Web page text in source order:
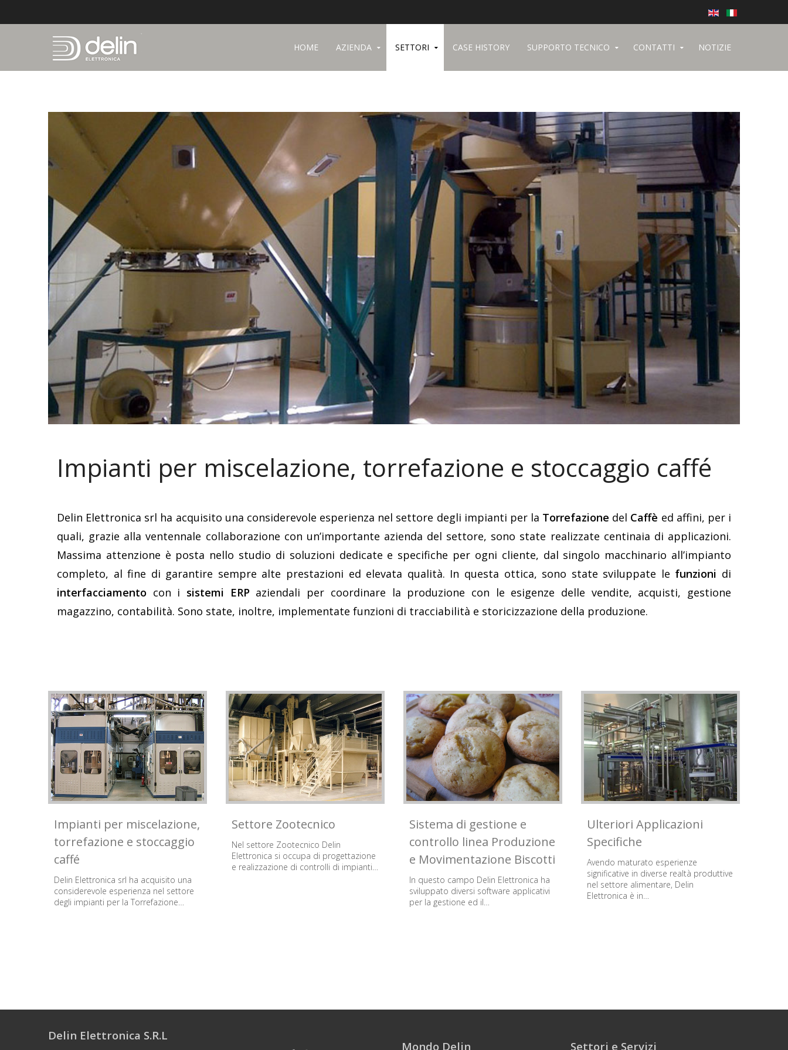
HOME AZIENDA SETTORI CASE HISTORY SUPPORTO TECNICO CONTATTI NOTIZIE
Impianti per miscelazione, torrefazione e stoccaggio caffé
Delin Elettronica srl ha acquisito una considerevole esperienza nel settore degli impianti per la Torrefazione del Caffè ed affini, per i
quali, grazie alla ventennale collaborazione con un’importante azienda del settore, sono state realizzate centinaia di applicazioni.
Massima attenzione è posta nello studio di soluzioni dedicate e specifiche per ogni cliente, dal singolo macchinario all’impianto
completo, al fine di garantire sempre alte prestazioni ed elevata qualità. In questa ottica, sono state sviluppate le funzioni di
interfacciamento con i sistemi ERP aziendali per coordinare la produzione con le esigenze delle vendite, acquisti, gestione
magazzino, contabilità. Sono state, inoltre, implementate funzioni di tracciabilità e storicizzazione della produzione.
Impianti per miscelazione,
torrefazione e stoccaggio
caffé
Delin Elettronica srl ha acquisito una
considerevole esperienza nel settore
degli impianti per la Torrefazione…
Settore Zootecnico
Nel settore Zootecnico Delin
Elettronica si occupa di progettazione
e realizzazione di controlli di impianti…
Sistema di gestione e
controllo linea Produzione
e Movimentazione Biscotti
In questo campo Delin Elettronica ha
sviluppato diversi software applicativi
per la gestione ed il…
Ulteriori Applicazioni
Specifiche
Avendo maturato esperienze
significative in diverse realtà produttive
nel settore alimentare, Delin
Elettronica è in…
Delin Elettronica S.R.L
Mondo Delin Settori e Servizi